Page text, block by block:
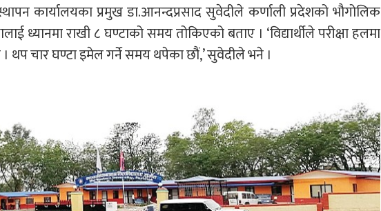
कार्यालयका प्रमुख डा.आनन्दप्रसाद सुवेदीले कर्णाली प्रदेशको भौगोलिक
ध्यानमा राखी ८ घण्टाको समय तोकिएको बताए । ‘विद्यार्थीले परीक्षा हलमा
। थप चार घण्टा इमेल गर्ने समय थपेका छौं,’ सुवेदीले भने ।